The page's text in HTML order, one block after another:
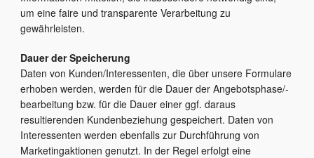
um eine faire und transparente Verarbeitung zu
gewährleisten.
Dauer der Speicherung
Daten von Kunden/Interessenten, die über unsere Formulare
erhoben werden, werden für die Dauer der Angebotsphase/-
bearbeitung bzw. für die Dauer einer ggf. daraus
resultierenden Kundenbeziehung gespeichert. Daten von
Interessenten werden ebenfalls zur Durchführung von
Marketingaktionen genutzt. In der Regel erfolgt eine